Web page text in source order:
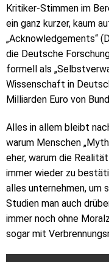
Kritiker-Stimmen im
ein ganz kurzer, kaum
„Acknowledgements“
die Deutsche
formell als
Wissenschaft in
Milliarden Euro von
Alles in allem bleibt
warum Menschen
eher, warum die
immer wieder zu
alles unternehmen, um
Studien man auch
immer noch ohne
sogar mit